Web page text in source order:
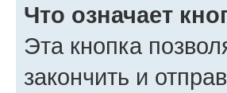
Что означает
Эта кнопка
закончить и